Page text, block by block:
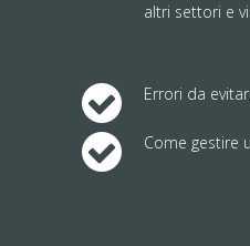
altri settori e
Errori da
Come gestire